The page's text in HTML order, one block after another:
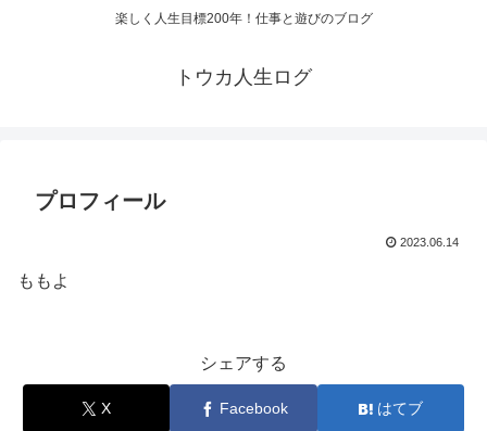
楽しく人生目標200年！仕事と遊びのブログ
トウカ人生ログ
プロフィール
2023.06.14
ももよ
シェアする
X Facebook はてブ